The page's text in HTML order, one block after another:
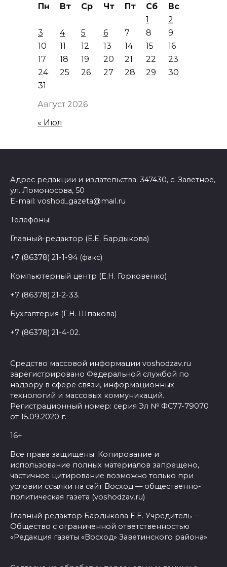
Август 2026
Пн Вт Ср Чт Пт Сб
Вс
1
2
3
4 5 6 7 8
9
10
11 12 13 14 15
16
17
18 19 20 21 22
23
24
25 26 27 28 29
30
31
« Июл
Адрес редакции и издательства: 347430, с. Заветное,
ул. Ломоносова, 50
E-mail: voshod_gazeta@mail.ru
Телефоны:
Главный-редактор (Е.Е. Бардыкова)
+7 (86378) 21-1-94 (факс)
Компьютерный центр (Е.Н. Горковенко)
+7 (86378) 21-2-33.
Бухгалтерия (Г.Н. Шпакова)
+7 (86378) 21-4-02.
Средство массовой информации voshodzav.ru
зарегистрировано Федеральной службой по
надзору в сфере связи, информационных
технологий и массовых коммуникаций.
Регистрационный номер: серия Эл № ФС77-79070
от 15.09.2020 г.
16+
Все права защищены. Копирование и
использование полных материалов запрещено,
частичное цитирование возможно только при
условии ссылки на сайт Восход — общественно-
политическая газета (voshodzav.ru)
Главный редактор Бардыкова Е.Е. Учредитель —
Общество с ограниченной ответственностью
«Редакция газеты «Восход» Заветинского района»